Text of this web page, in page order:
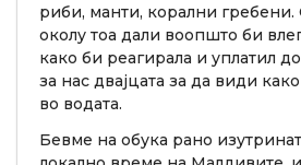
риби, манти, корални
околу тоа дали воопшто би
како би реагирала и уплатил
за нас двајцата за да види
во водата.
Бевме на обука рано